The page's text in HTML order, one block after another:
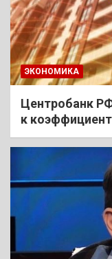
ЭКОНОМИКА
Центробанк
к